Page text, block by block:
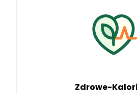
Zdrowe-